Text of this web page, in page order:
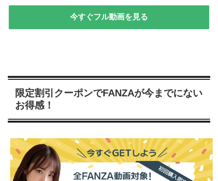
今すぐフル動画を見る
限定割引クーポンでFANZAが今までにない
お得感！